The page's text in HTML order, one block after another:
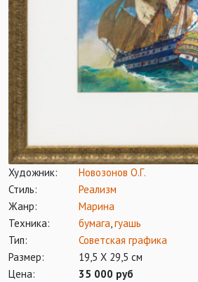
Художник:
Новозонов О.Г.
Стиль:
Реализм
Жанр:
Марина
Техника:
бумага гуашь
Тип:
Советская графика
Размер:
19,5 Х 29,5 см
Цена:
35 000 руб